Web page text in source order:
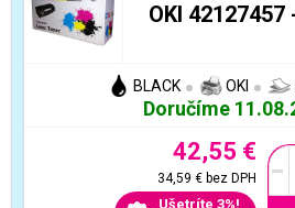
OKI
BLACK OKI
Doručíme
42,55 €
34,59 €bez DPH
Ušetríte 3%!
-